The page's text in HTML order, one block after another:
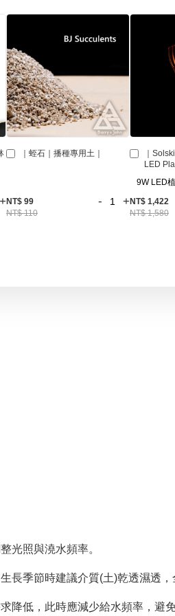
+
｜蛭石｜播種專用土｜
NT$ 99
NT$ 110
- +
｜
LED
NT$ 1,422
NT$ 1,580
光照與澆水頻率。
季節時建議介質(土)乾透濕透，
降低，此時應減少給水頻率，避